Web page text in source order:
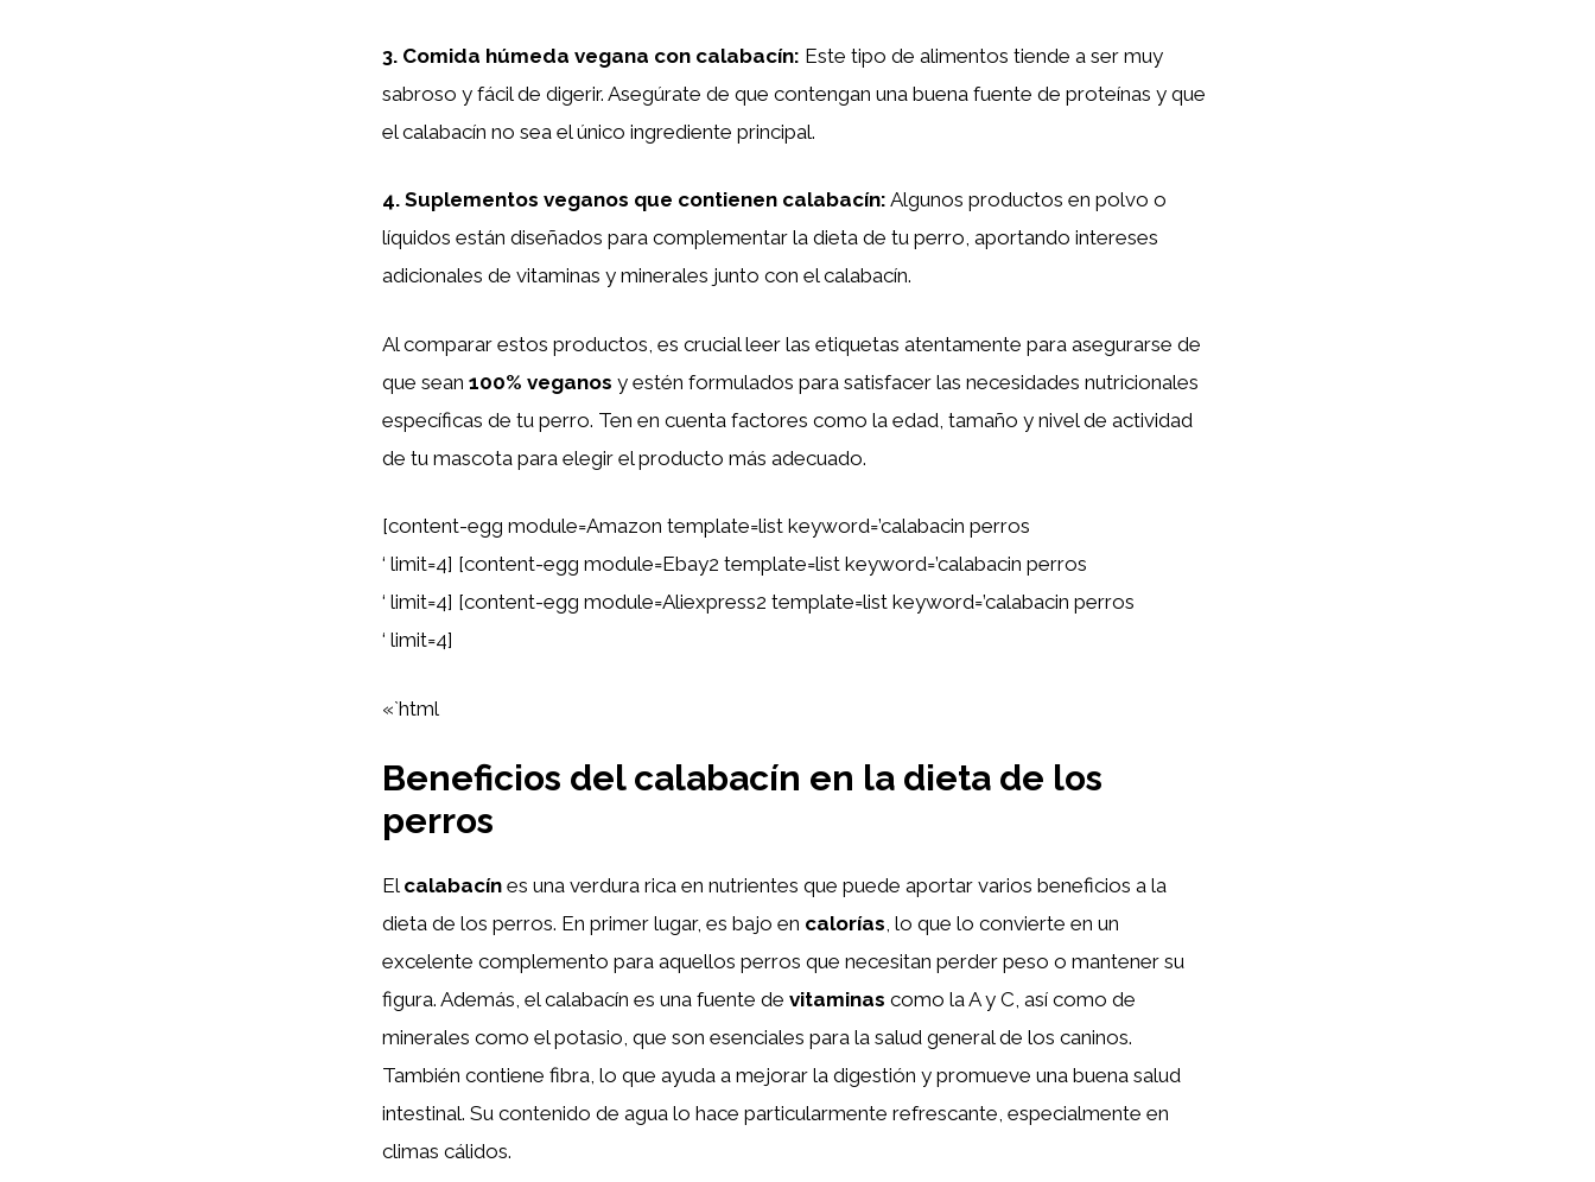
3. Comida húmeda vegana con calabacín: Este tipo de alimentos tiende a ser muy
sabroso y fácil de digerir. Asegúrate de que contengan una buena fuente de proteínas y que
el calabacín no sea el único ingrediente principal.
4. Suplementos veganos que contienen calabacín: Algunos productos en polvo o
líquidos están diseñados para complementar la dieta de tu perro, aportando intereses
adicionales de vitaminas y minerales junto con el calabacín.
Al comparar estos productos, es crucial leer las etiquetas atentamente para asegurarse de
que sean 100% veganos y estén formulados para satisfacer las necesidades nutricionales
específicas de tu perro. Ten en cuenta factores como la edad, tamaño y nivel de actividad
de tu mascota para elegir el producto más adecuado.
[content-egg module=Amazon template=list keyword=’calabacin perros
‘ limit=4] [content-egg module=Ebay2 template=list keyword=’calabacin perros
‘ limit=4] [content-egg module=Aliexpress2 template=list keyword=’calabacin perros
‘ limit=4]
«`html
Beneficios del calabacín en la dieta de los
perros
El calabacín es una verdura rica en nutrientes que puede aportar varios beneficios a la
dieta de los perros. En primer lugar, es bajo en calorías, lo que lo convierte en un
excelente complemento para aquellos perros que necesitan perder peso o mantener su
figura. Además, el calabacín es una fuente de vitaminas como la A y C, así como de
minerales como el potasio, que son esenciales para la salud general de los caninos.
También contiene fibra, lo que ayuda a mejorar la digestión y promueve una buena salud
intestinal. Su contenido de agua lo hace particularmente refrescante, especialmente en
climas cálidos.